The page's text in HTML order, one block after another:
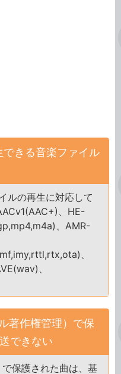
できる音楽ファイル
ルの再生に対応して
、HE-
、AMR-
、
、
著作権管理）で保
できない
保護された曲は、基